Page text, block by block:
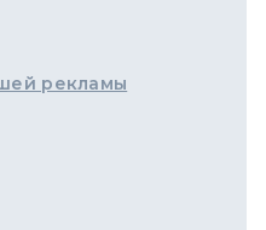
рекламы